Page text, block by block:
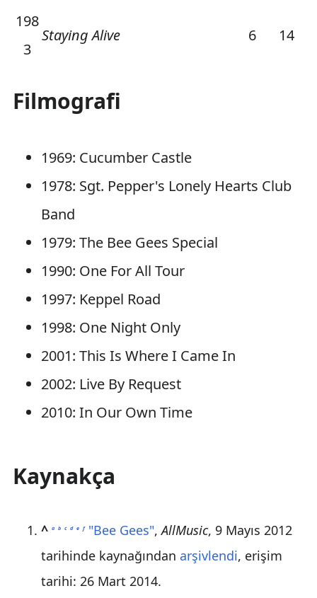
198
3
Staying Alive 6 14
Filmografi
1969: Cucumber Castle
1978: Sgt. Pepper's Lonely Hearts Club
Band
1979: The Bee Gees Special
1990: One For All Tour
1997: Keppel Road
1998: One Night Only
2001: This Is Where I Came In
2002: Live By Request
2010: In Our Own Time
Kaynakça
^ a b c d e f "Bee Gees",AllMusic, 9 Mayıs 2012
tarihinde kaynağından arşivlendi, erişim
tarihi: 26 Mart 2014.